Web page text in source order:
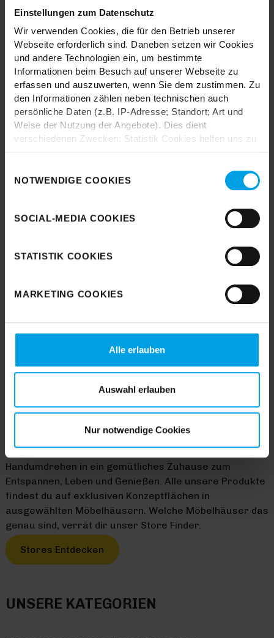
Einstellungen zum Datenschutz
Wir verwenden Cookies, die für den Betrieb unserer
Webseite erforderlich sind. Daneben setzen wir Cookies
und andere Technologien ein, um bestimmte
Informationen beim Besuch auf unserer Webseite zu
erfassen und auszuwerten, wenn Sie dem zustimmen. Zu
den Informationen zählen neben technischen auch
persönliche Daten (z.B. IP-Adresse; Standort; Art und
Weise der Nutzung der Angebote). Dies dient
verschiedenen Zwecken: Statistik Cookies helfen uns zu
anonymisiert für statistische Zwecke auszuwerten.
Marketing Cookies helfen uns, Ihnen personalisierte
es, eine Verbindung zu sozialen Netzwerken aufzubauen,
Kategorien sie neben den notwendigen Cookies zulassen
„Einverstanden“, wenn Sie mit dem Einsatz aller
widerrufen. Für weitere Informationen lesen Sie bitte
unsereDatenschutzhinweise. Unser Impressum finden
NOTWENDIGE COOKIES
SOCIAL-MEDIA COOKIES
STATISTIK COOKIES
MARKETING COOKIES
Alle erlauben
Auswahl erlauben
Nur notwendige Cookies
Wie wäre es mit einer großen Portion Inspiration und Kreativität?
In unseren Stores findest du alle Trendhopper Möbel, Stoffe und
Styles.
Mit Trendhopper verwandelst du deine Wohnung im
Handumdrehen in ein gemütliches Zuhause zum
Entspannen, Leben und Genießen. Alle unsere Produkte
findest du auf exklusiven Konzeptflächen in
ausgewählten Möbelhäusern. Welche Möbelhäuser das
genau sind, verrät dir unser Store Finder.
Stores Entdecken
Karte laden
UNSERE KATEGORIEN